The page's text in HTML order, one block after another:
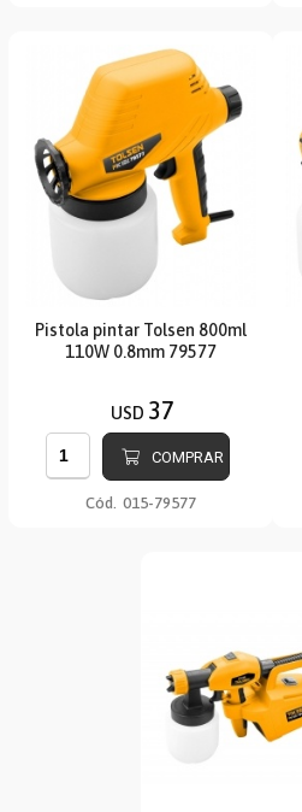
Pistola pintar Tolsen 800ml
110W 0.8mm 79577
USD 37
COMPRAR
Cód. 015-79577